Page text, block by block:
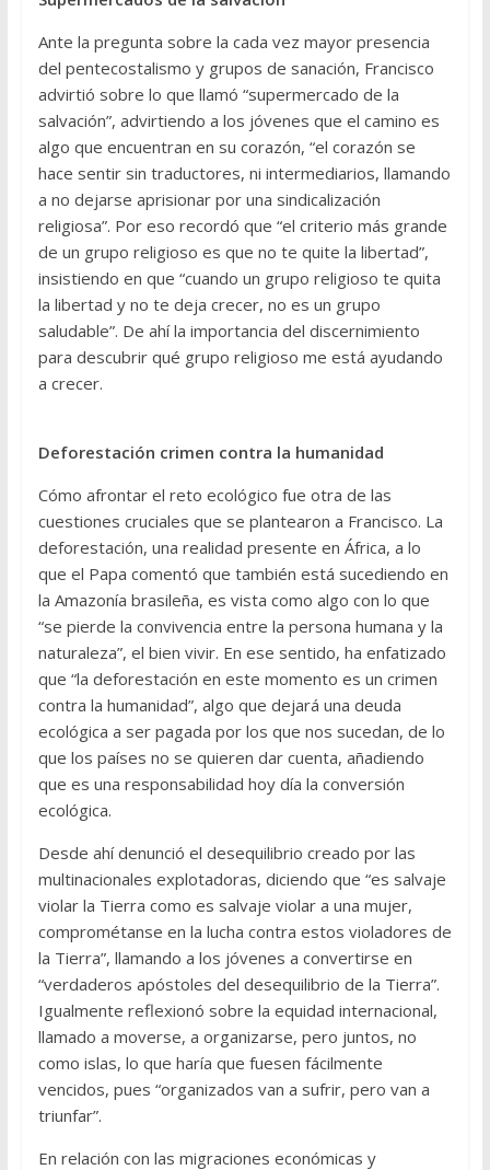
Ante la pregunta sobre la cada vez mayor presencia
del pentecostalismo y grupos de sanación, Francisco
advirtió sobre lo que llamó “supermercado de la
salvación”, advirtiendo a los jóvenes que el camino es
algo que encuentran en su corazón, “el corazón se
hace sentir sin traductores, ni intermediarios, llamando
a no dejarse aprisionar por una sindicalización
religiosa”. Por eso recordó que “el criterio más grande
de un grupo religioso es que no te quite la libertad”,
insistiendo en que “cuando un grupo religioso te quita
la libertad y no te deja crecer, no es un grupo
saludable”. De ahí la importancia del discernimiento
para descubrir qué grupo religioso me está ayudando
a crecer.
Deforestación crimen contra la humanidad
Cómo afrontar el reto ecológico fue otra de las
cuestiones cruciales que se plantearon a Francisco. La
deforestación, una realidad presente en África, a lo
que el Papa comentó que también está sucediendo en
la Amazonía brasileña, es vista como algo con lo que
“se pierde la convivencia entre la persona humana y la
naturaleza”, el bien vivir. En ese sentido, ha enfatizado
que “la deforestación en este momento es un crimen
contra la humanidad”, algo que dejará una deuda
ecológica a ser pagada por los que nos sucedan, de lo
que los países no se quieren dar cuenta, añadiendo
que es una responsabilidad hoy día la conversión
ecológica.
Desde ahí denunció el desequilibrio creado por las
multinacionales explotadoras, diciendo que “es salvaje
violar la Tierra como es salvaje violar a una mujer,
comprométanse en la lucha contra estos violadores de
la Tierra”, llamando a los jóvenes a convertirse en
“verdaderos apóstoles del desequilibrio de la Tierra”.
Igualmente reflexionó sobre la equidad internacional,
llamado a moverse, a organizarse, pero juntos, no
como islas, lo que haría que fuesen fácilmente
vencidos, pues “organizados van a sufrir, pero van a
triunfar”.
En relación con las migraciones económicas y